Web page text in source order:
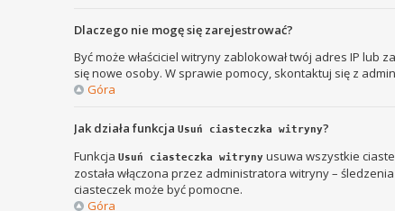
Dlaczego nie mogę się zarejestrować?
Być może właściciel witryny zablokował twój adres IP lub
się nowe osoby. W sprawie pomocy, skontaktuj się z
Góra
Jak działa funkcja Usuń ciasteczka witryny?
Funkcja Usuń ciasteczka witryny usuwa wszystkie
została włączona przez administratora witryny –
ciasteczek może być pomocne.
Góra